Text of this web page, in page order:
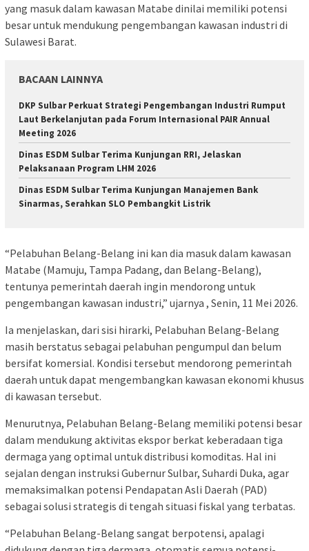
yang masuk dalam kawasan Matabe dinilai memiliki potensi
besar untuk mendukung pengembangan kawasan industri di
Sulawesi Barat.
BACAAN LAINNYA
DKP Sulbar Perkuat Strategi Pengembangan Industri Rumput
Laut Berkelanjutan pada Forum Internasional PAIR Annual
Meeting 2026
Dinas ESDM Sulbar Terima Kunjungan RRI, Jelaskan
Pelaksanaan Program LHM 2026
Dinas ESDM Sulbar Terima Kunjungan Manajemen Bank
Sinarmas, Serahkan SLO Pembangkit Listrik
“Pelabuhan Belang-Belang ini kan dia masuk dalam kawasan
Matabe (Mamuju, Tampa Padang, dan Belang-Belang),
tentunya pemerintah daerah ingin mendorong untuk
pengembangan kawasan industri,” ujarnya , Senin, 11 Mei 2026.
Ia menjelaskan, dari sisi hirarki, Pelabuhan Belang-Belang
masih berstatus sebagai pelabuhan pengumpul dan belum
bersifat komersial. Kondisi tersebut mendorong pemerintah
daerah untuk dapat mengembangkan kawasan ekonomi khusus
di kawasan tersebut.
Menurutnya, Pelabuhan Belang-Belang memiliki potensi besar
dalam mendukung aktivitas ekspor berkat keberadaan tiga
dermaga yang optimal untuk distribusi komoditas. Hal ini
sejalan dengan instruksi Gubernur Sulbar, Suhardi Duka, agar
memaksimalkan potensi Pendapatan Asli Daerah (PAD)
sebagai solusi strategis di tengah situasi fiskal yang terbatas.
“Pelabuhan Belang-Belang sangat berpotensi, apalagi